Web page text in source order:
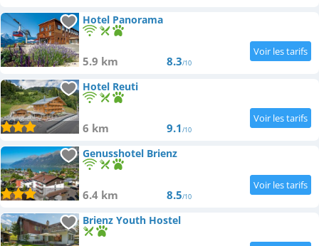
Hotel Panorama
5.9 km 8.3/10
Hotel Reuti
6 km 9.1/10
Genusshotel Brienz
6.4 km 8.5/10
Brienz Youth Hostel